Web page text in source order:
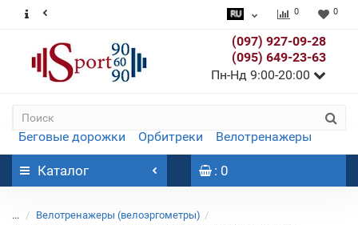
0 0
(097) 927-09-28
(095) 649-23-63
Пн-Нд 9:00-20:00
Беговые дорожки Орбитреки Велотренажеры
Каталог : 0
...
Велотренажеры (велоэргометры)